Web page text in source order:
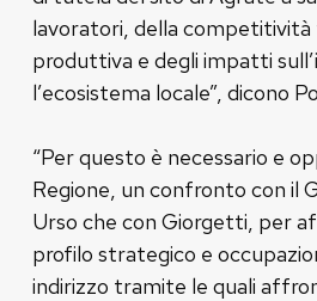
lavoratori, della competitività
produttiva e degli impatti
l’ecosistema locale”, dicono
“Per questo è necessario e
Regione, un confronto con il
Urso che con Giorgetti, per
profilo strategico e
indirizzo tramite le quali